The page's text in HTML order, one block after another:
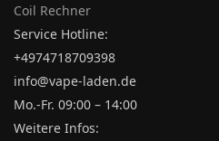
Coil Rechner
Service Hotline:
+4974718709398
info@vape-laden.de
Mo.-Fr. 09:00 – 14:00
Weitere Infos: